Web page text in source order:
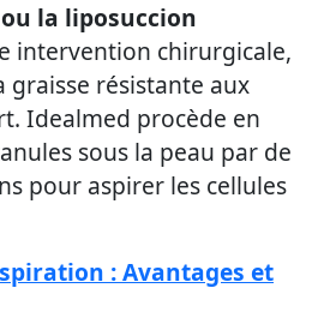
ou la liposuccion
intervention chirurgicale,
graisse résistante aux
Idealmed procède en
sous la peau par de
pour aspirer les cellules
: Avantages et